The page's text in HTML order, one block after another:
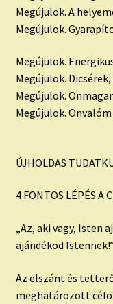
Megújulok. A
Megújulok.
Megújulok.
Megújulok.
Megújulok.
Megújulok.
ÚJHOLDAS
4 FONTOS LÉPÉS A
„Az, aki vagy, Isten
ajándékod
Az elszánt és
meghatározott